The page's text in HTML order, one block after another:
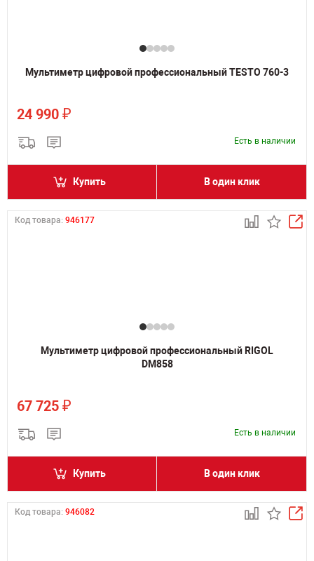
Мультиметр цифровой профессиональный TESTO 760-3
24 990 ₽
Есть в наличии
Купить В один клик
Код товара: 946177
Мультиметр цифровой профессиональный RIGOL
DM858
67 725 ₽
Есть в наличии
Купить В один клик
Код товара: 946082